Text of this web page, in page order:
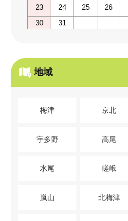
23
24 25 26
30
31
地域
梅津 京北
宇多野 高尾
水尾 嵯峨
嵐山 北梅津